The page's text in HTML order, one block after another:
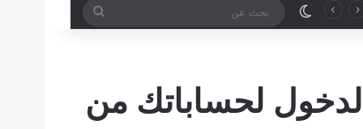
الوضع المظلم
بحث
لحساباتك من